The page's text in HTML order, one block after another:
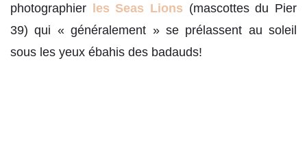
photographier les Seas Lions (mascottes du Pier
39) qui « généralement » se prélassent au soleil
sous les yeux ébahis des badauds!